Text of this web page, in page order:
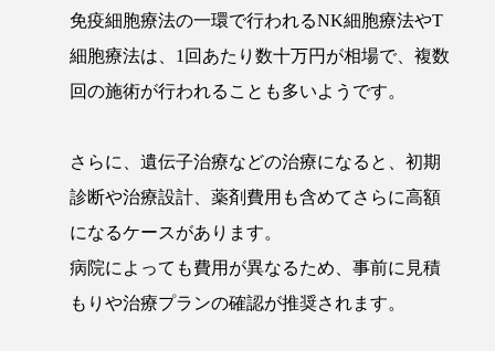
免疫細胞療法の一環で行われるNK細胞療法やT
細胞療法は、1回あたり数十万円が相場で、複数
回の施術が行われることも多いようです。
さらに、遺伝子治療などの治療になると、初期
診断や治療設計、薬剤費用も含めてさらに高額
になるケースがあります。
病院によっても費用が異なるため、事前に見積
もりや治療プランの確認が推奨されます。